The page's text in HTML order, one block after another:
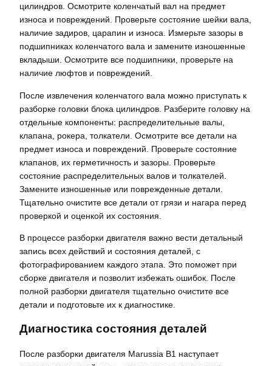
цилиндров. Осмотрите коленчатый вал на предмет
износа и повреждений. Проверьте состояние шейки вала,
наличие задиров, царапин и износа. Измерьте зазоры в
подшипниках коленчатого вала и замените изношенные
вкладыши. Осмотрите все подшипники, проверьте на
наличие люфтов и повреждений.
После извлечения коленчатого вала можно приступать к
разборке головки блока цилиндров. Разберите головку на
отдельные компоненты: распределительные валы,
клапана, рокера, толкатели. Осмотрите все детали на
предмет износа и повреждений. Проверьте состояние
клапанов, их герметичность и зазоры. Проверьте
состояние распределительных валов и толкателей.
Замените изношенные или поврежденные детали.
Тщательно очистите все детали от грязи и нагара перед
проверкой и оценкой их состояния.
В процессе разборки двигателя важно вести детальный
запись всех действий и состояния деталей, с
фотографированием каждого этапа. Это поможет при
сборке двигателя и позволит избежать ошибок. После
полной разборки двигателя тщательно очистите все
детали и подготовьте их к диагностике.
Диагностика состояния деталей
После разборки двигателя Marussia B1 наступает